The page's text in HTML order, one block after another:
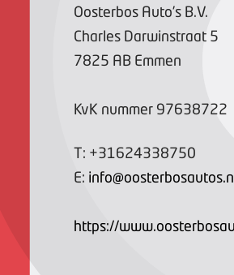
Oosterbos Auto’s B.V.
Charles Darwinstraat 5
7825 AB Emmen
KvK nummer 97638722
T: +31624338750
E:
https://